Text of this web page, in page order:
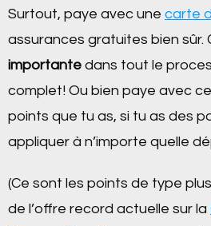
Surtout, paye avec une carte
assurances gratuites bien sûr.
importante dans tout le
complet! Ou bien paye avec
points que tu as, si tu as des
appliquer à n’importe quelle
(Ce sont les points de type
de l’offre record actuelle sur la